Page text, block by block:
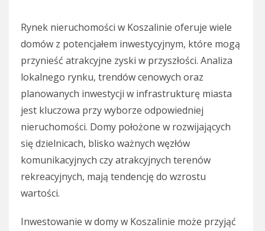
Rynek nieruchomości w Koszalinie oferuje wiele
domów z potencjałem inwestycyjnym, które mogą
przynieść atrakcyjne zyski w przyszłości. Analiza
lokalnego rynku, trendów cenowych oraz
planowanych inwestycji w infrastrukturę miasta
jest kluczowa przy wyborze odpowiedniej
nieruchomości. Domy położone w rozwijających
się dzielnicach, blisko ważnych węzłów
komunikacyjnych czy atrakcyjnych terenów
rekreacyjnych, mają tendencję do wzrostu
wartości.
Inwestowanie w domy w Koszalinie może przyjąć